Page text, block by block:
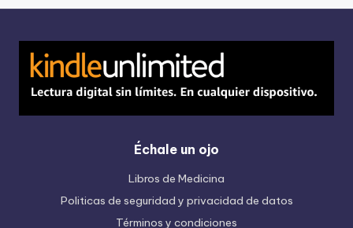
Échale un ojo
Libros de Medicina
Politicas de seguridad y privacidad de datos
Términos y condiciones